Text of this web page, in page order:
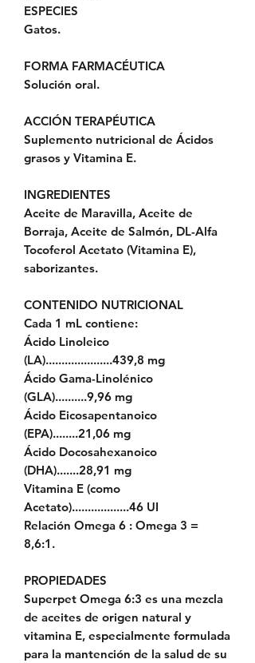
​​​​​​​ESPECIES
Gatos.
FORMA FARMACÉUTICA
Solución oral.
ACCIÓN TERAPÉUTICA
Suplemento nutricional de Ácidos
grasos y Vitamina E.
INGREDIENTES
Aceite de Maravilla, Aceite de
Borraja, Aceite de Salmón, DL-Alfa
Tocoferol Acetato (Vitamina E),
saborizantes.
CONTENIDO NUTRICIONAL
Cada 1 mL contiene:
Ácido Linoleico
(LA).....................439,8 mg
Ácido Gama-Linolénico
(GLA)..........9,96 mg
Ácido Eicosapentanoico
(EPA)........21,06 mg
Ácido Docosahexanoico
(DHA).......28,91 mg
Vitamina E (como
Acetato)..................46 UI
Relación Omega 6 : Omega 3 =
8,6:1.
PROPIEDADES
Superpet Omega 6:3 es una mezcla
de aceites de origen natural y
vitamina E, especialmente formulada
para la mantención de la salud de su